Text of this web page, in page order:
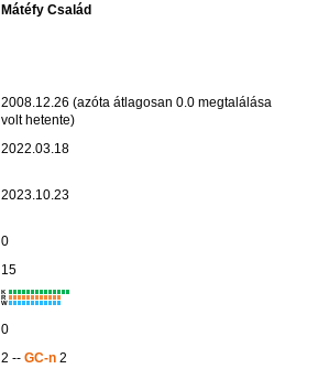
Mátéfy Család
2008.12.26 (azóta átlagosan 0.0 megtalálása
volt hetente)
2022.03.18
2023.10.23
0
15
K
R
W
0
2 -- GC-n2